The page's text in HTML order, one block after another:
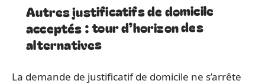
Autres justificatifs de domicile
acceptés : tour d’horizon des
alternatives
La demande de justificatif de domicile ne s’arrête